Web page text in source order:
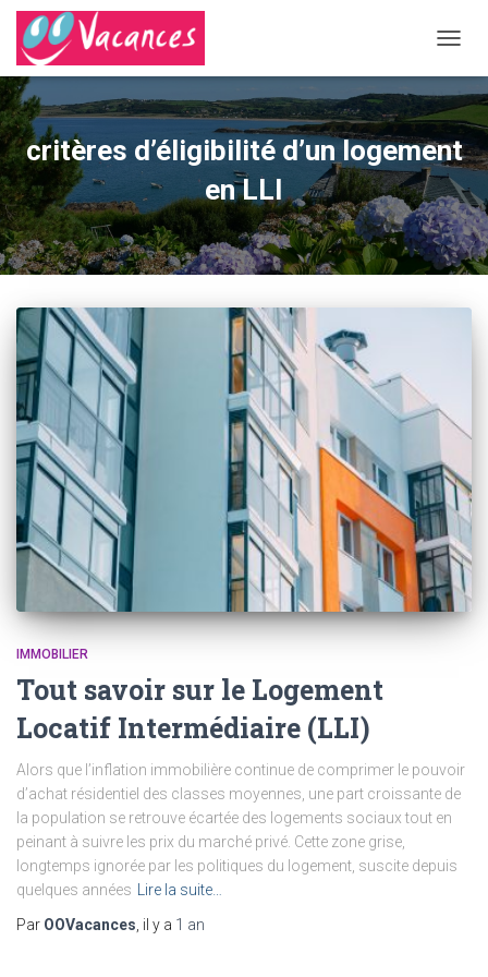
LA
critères d’éligibilité d’un logement
en LLI
IMMOBILIER
Tout savoir sur le Logement
Locatif Intermédiaire (LLI)
Alors que l’inflation immobilière continue de comprimer le pouvoir
d’achat résidentiel des classes moyennes, une part croissante de
la population se retrouve écartée des logements sociaux tout en
peinant à suivre les prix du marché privé. Cette zone grise,
longtemps ignorée par les politiques du logement, suscite depuis
quelques années
Lire la suite…
Par OOVacances , il y a 1 an